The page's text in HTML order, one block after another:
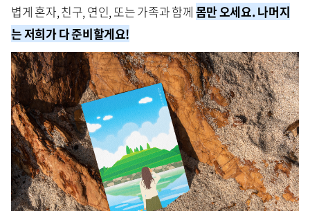
볍게 혼자, 친구, 연인, 또는 가족과 함께 몸만 오세요. 나머지
는 저희가 다 준비할게요!